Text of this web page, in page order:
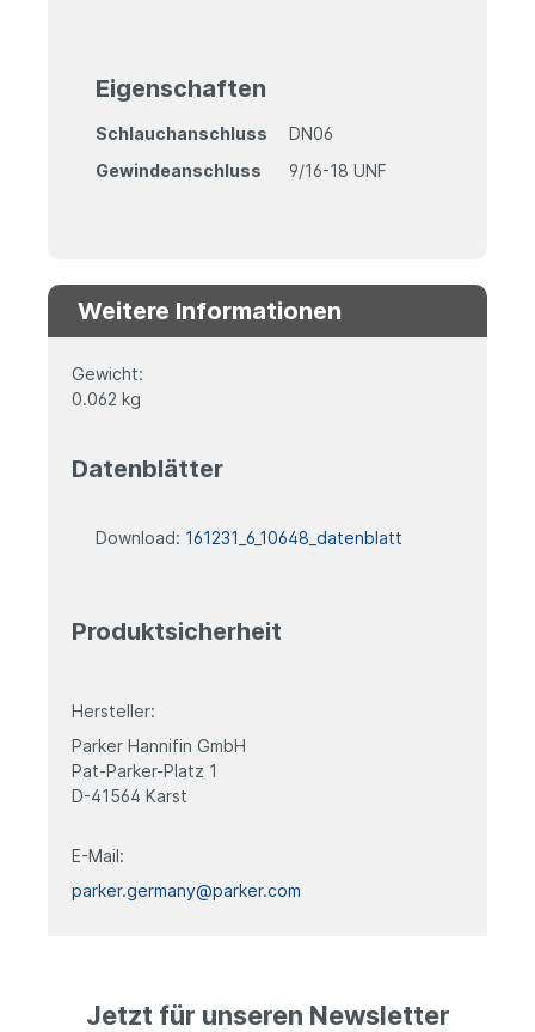
Eigenschaften
Schlauchanschluss
DN06
Gewindeanschluss
9/16-18 UNF
Weitere Informationen
Gewicht:
0.062 kg
Datenblätter
Download: 161231_6_10648_datenblatt
Produktsicherheit
Hersteller:
Parker Hannifin GmbH
Pat-Parker-Platz 1
D-41564 Karst
E-Mail:
parker.germany@parker.com
Jetzt für unseren Newsletter